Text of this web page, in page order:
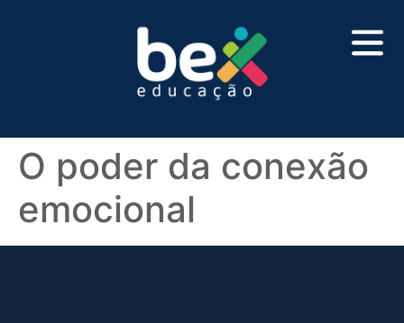
O poder da conexão
emocional